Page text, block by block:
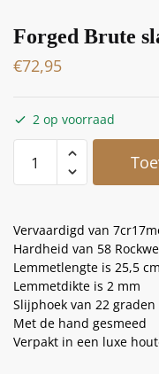
Forged Brute
€72,95
2 op voorraad
Vervaardigd van
Hardheid van 58
Lemmetlengte is 25,5 cm
Lemmetdikte is 2 mm
Slijphoek van 22 graden
Met de hand gesmeed
Verpakt in een luxe